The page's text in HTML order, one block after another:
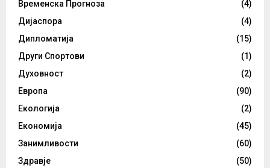
Временска Прогноза
(4)
Дијаспора
(4)
Дипломатија
(15)
Други Спортови
(1)
Духовност
(2)
Европа
(90)
Екологија
(2)
Економија
(45)
Занимливости
(60)
Здравје
(50)